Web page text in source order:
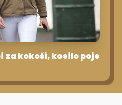
kokoši, kosilo poje